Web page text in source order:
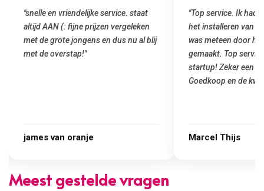
"snelle en vriendelijke service. staat
altijd AAN (: fijne prijzen vergeleken
met de grote jongens en dus nu al blij
met de overstap!"
james van oranje
"Top service. Ik had
het installeren van
was meteen door
gemaakt. Top
startup! Zeker een
Goedkoop en de
Marcel Thijs
Meest gestelde vragen